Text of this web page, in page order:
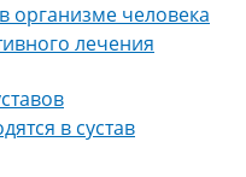
организме человека
лечения
в сустав